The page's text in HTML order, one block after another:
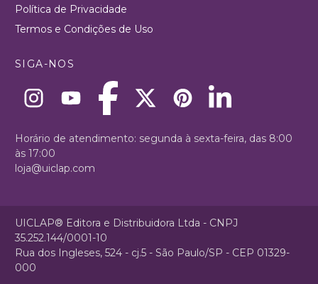
Política de Privacidade
Termos e Condições de Uso
SIGA-NOS
Horário de atendimento: segunda à sexta-feira, das 8:00
às 17:00
loja@uiclap.com
UICLAP® Editora e Distribuidora Ltda - CNPJ
35.252.144/0001-10
Rua dos Ingleses, 524 - cj.5 - São Paulo/SP - CEP 01329-
000